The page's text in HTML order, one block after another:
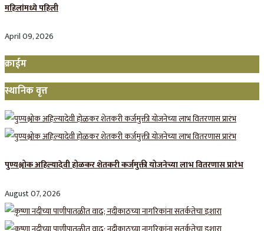
महिलांमध्ये पहिली
April 09, 2026
क्राईम
स्थानिक वृत्त
पुण्यश्लोक अहिल्यादेवी होळकर शेतकरी कर्जमुक्ती योजनेच्या लाभ वितरणास प्रारंभ
August 07, 2026